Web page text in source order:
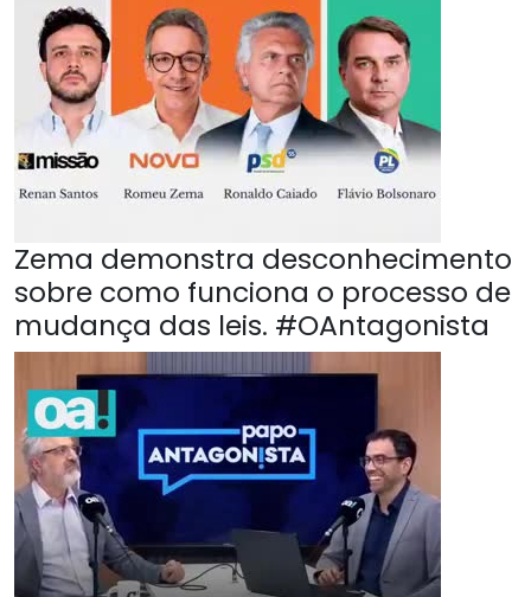
Zema demonstra desconhecimento
sobre como funciona o processo de
mudança das leis. #OAntagonista